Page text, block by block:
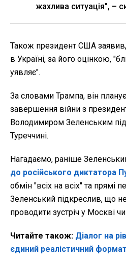
жахлива ситуація", –
Також президент США
в Україні, за його оцінкою,
уявляє".
За словами Трампа, він
завершення війни з
Володимиром Зеленським
Туреччині.
Нагадаємо, раніше
до російського диктатора
обмін "всіх на всіх" та
Зеленський підкреслив, що
проводити зустріч у Москві
Читайте також: Діалог на
єдиний реалістичний